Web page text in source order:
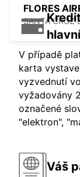
FLORES
SANTA CRUZ
V případě
karta
vyzvednutí
vyžadovány
označené
"elektron",
Váš